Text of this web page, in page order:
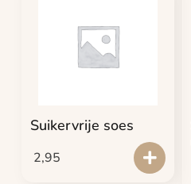
Suikervrije soes
2,95